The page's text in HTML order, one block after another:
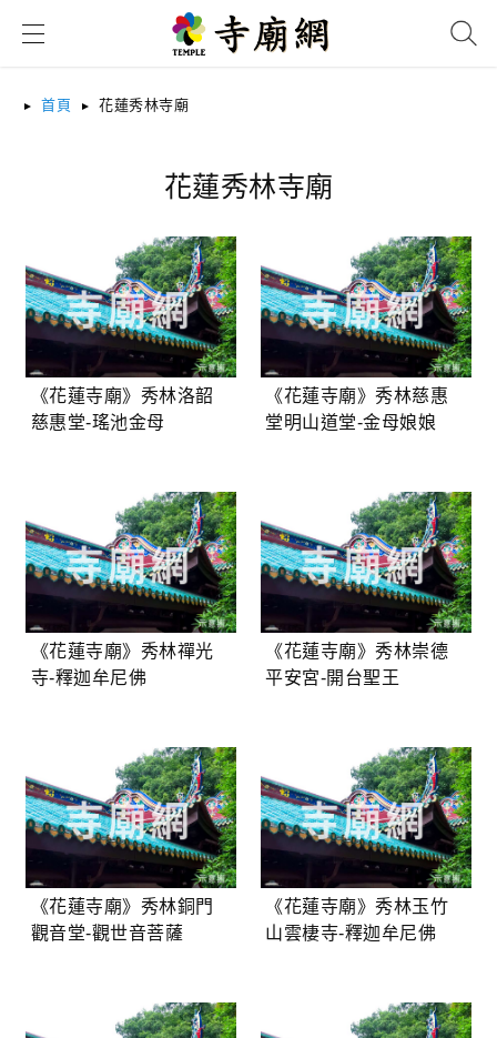
首頁 花蓮秀林寺廟
花蓮秀林寺廟
《花蓮寺廟》秀林洛韶
慈惠堂-瑤池金母
《花蓮寺廟》秀林慈惠
堂明山道堂-金母娘娘
《花蓮寺廟》秀林禪光
寺-釋迦牟尼佛
《花蓮寺廟》秀林崇德
平安宮-開台聖王
《花蓮寺廟》秀林銅門
觀音堂-觀世音菩薩
《花蓮寺廟》秀林玉竹
山雲棲寺-釋迦牟尼佛